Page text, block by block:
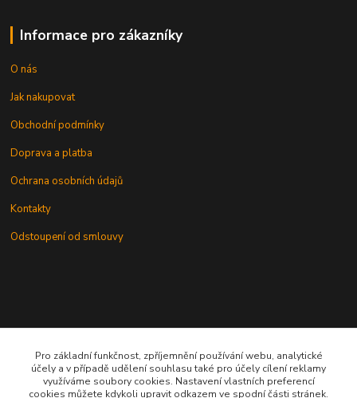
Informace pro zákazníky
O nás
Jak nakupovat
Obchodní podmínky
Doprava a platba
Ochrana osobních údajů
Kontakty
Odstoupení od smlouvy
Kontakt
Pro základní funkčnost, zpříjemnění používání webu, analytické
účely a v případě udělení souhlasu také pro účely cílení reklamy
využíváme soubory cookies. Nastavení vlastních preferencí
cookies můžete kdykoli upravit odkazem ve spodní části stránek.